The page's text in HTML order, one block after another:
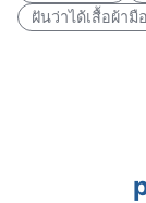
ฝันว่าได้เสื้อผ้ามื